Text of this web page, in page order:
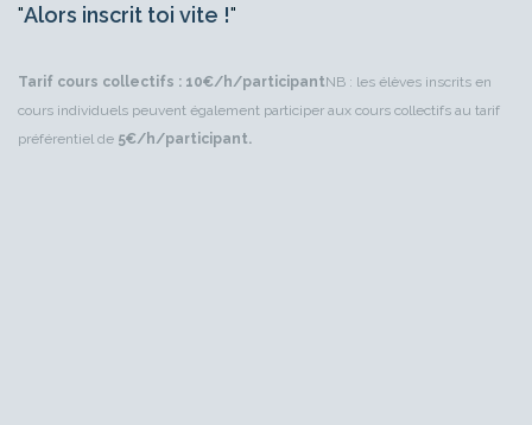
Alors inscrit toi vite !
Tarif cours collectifs : 10€/h/participantNB : les élèves inscrits en
cours individuels peuvent également participer aux cours collectifs au tarif
préférentiel de 5€/h/participant.